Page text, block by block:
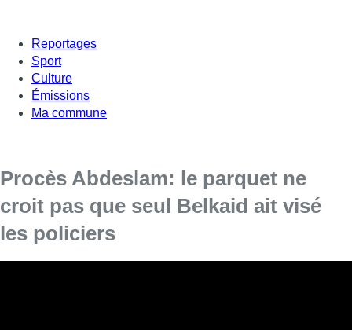
Reportages
Sport
Culture
Émissions
Ma commune
Procès Abdeslam: le parquet ne
croit pas que seul Belkaid ait visé
les policiers